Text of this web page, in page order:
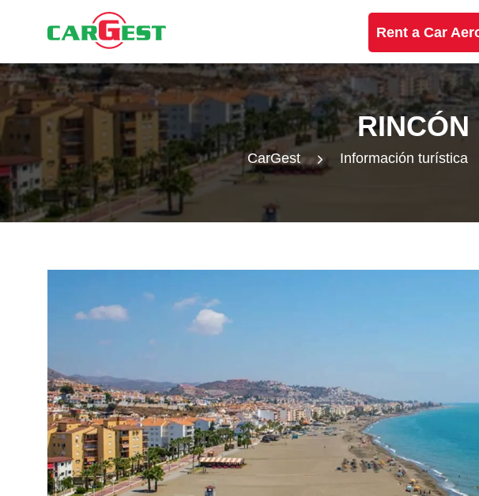
Rent a Car
RINCÓN
CarGest Información turística